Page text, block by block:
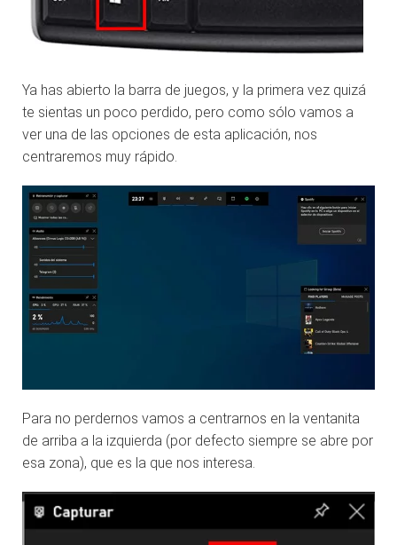
Ya has abierto la barra de juegos, y la primera vez quizá
te sientas un poco perdido, pero como sólo vamos a
ver una de las opciones de esta aplicación, nos
centraremos muy rápido.
Para no perdernos vamos a centrarnos en la ventanita
de arriba a la izquierda (por defecto siempre se abre por
esa zona), que es la que nos interesa.